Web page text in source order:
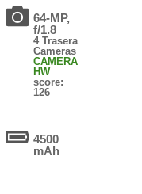
64-MP,
f/1.8
4 Trasera
Cameras
CAMERA
HW
score:
126
4500
mAh